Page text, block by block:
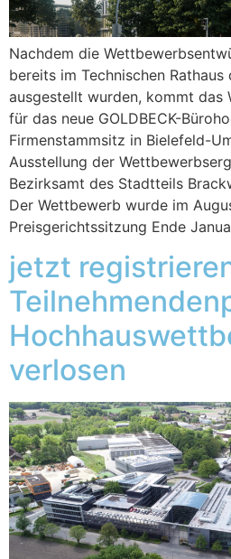
Nachdem die
bereits im Technischen
ausgestellt wurden, kommt das
für das neue GOLDBECK-
Firmenstammsitz in Bielefeld-
Ausstellung der
Bezirksamt des Stadtteils
Der Wettbewerb wurde im
Preisgerichtssitzung Ende
jetzt
verlosen